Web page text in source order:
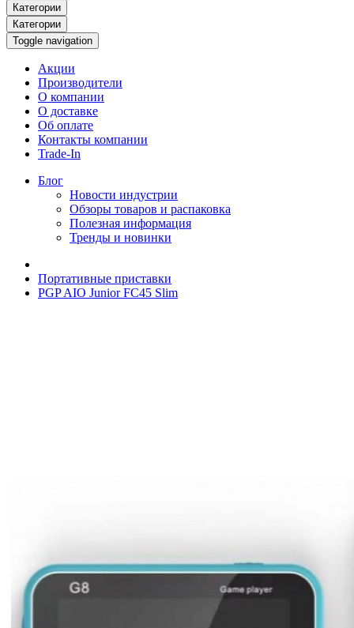
Категории
Категории
Toggle navigation
Акции
Производители
О компании
О доставке
Об оплате
Контакты компании
Trade-In
Блог
Новости индустрии
Обзоры товаров и распаковка
Полезная информация
Тренды и новинки
Портативные приставки
PGP AIO Junior FC45 Slim